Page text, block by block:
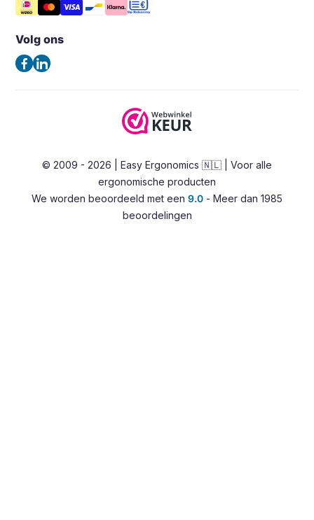
Veelgestelde vragen – FAQ
Algemene voorwaarden
Privacybeleid
Vergelijk producten
Verlichting
Ergonomische bureaustoelen
Zit-sta bureaus
Noord Brabantlaan 303
Nederland
(Geen bezoekadres)
info@easy-ergonomics.nl
Volg ons
© 2009 - 2026 | Easy Ergonomics 🇳🇱 | Voor alle
ergonomische producten
We worden beoordeeld met een 9.0 - Meer dan 1985
beoordelingen